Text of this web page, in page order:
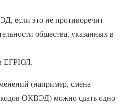
если это не противоречит
общества, указанных в
ЕГРЮЛ.
(например, смена
кодов ОКВЭД) можно сдать одно